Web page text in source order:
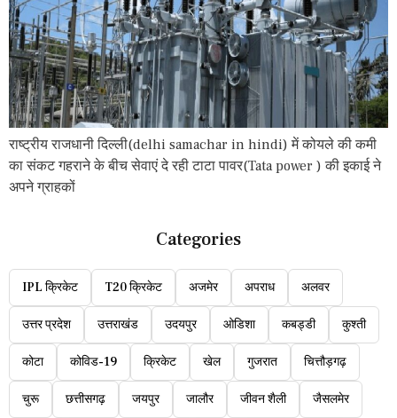
राष्ट्रीय राजधानी दिल्ली(delhi samachar in hindi) में कोयले की कमी
का संकट गहराने के बीच सेवाएं दे रही टाटा पावर(Tata power ) की इकाई ने
अपने ग्राहकों
Categories
IPL क्रिकेट T20 क्रिकेट अजमेर अपराध अलवर
उत्तर प्रदेश उत्तराखंड उदयपुर ओडिशा कबड्डी कुश्ती
कोटा कोविड-19 क्रिकेट खेल गुजरात चित्तौड़गढ़
चुरू छत्तीसगढ़ जयपुर जालौर जीवन शैली जैसलमेर